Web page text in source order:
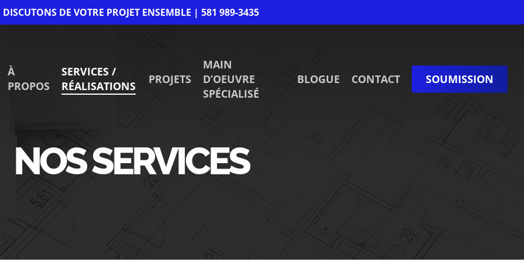
DISCUTONS DE VOTRE PROJET ENSEMBLE | 581 989-3435
À
PROPOS
SERVICES /
RÉALISATIONS
PROJETS
MAIN
D’OEUVRE
SPÉCIALISÉ
BLOGUE CONTACT SOUMISSION
NOS SERVICES